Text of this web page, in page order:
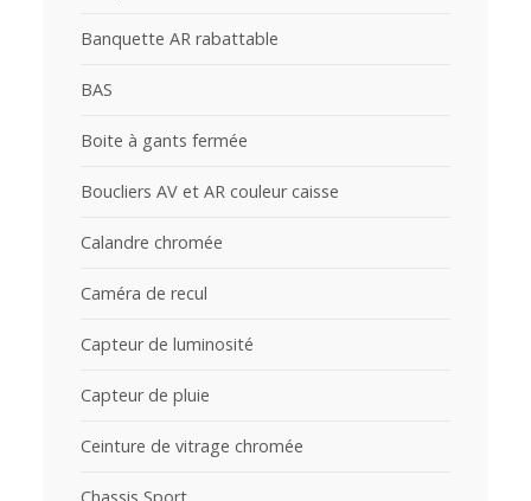
Banquette AR rabattable
BAS
Boite à gants fermée
Boucliers AV et AR couleur caisse
Calandre chromée
Caméra de recul
Capteur de luminosité
Capteur de pluie
Ceinture de vitrage chromée
Chassis Sport